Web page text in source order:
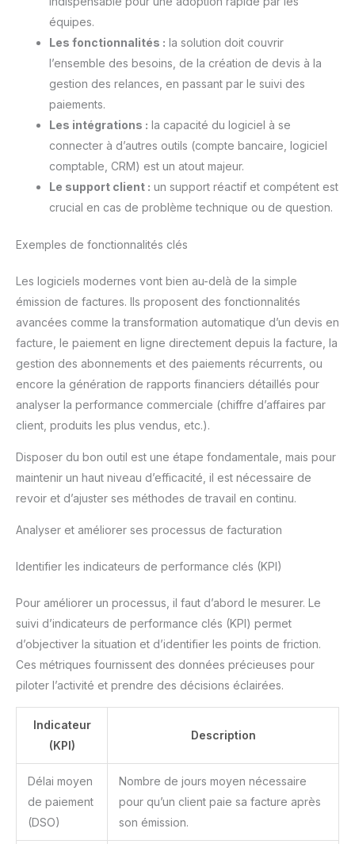
équipes.
Les fonctionnalités : la solution doit couvrir
l’ensemble des besoins, de la création de devis à la
gestion des relances, en passant par le suivi des
paiements.
Les intégrations : la capacité du logiciel à se
connecter à d’autres outils (compte bancaire, logiciel
comptable, CRM) est un atout majeur.
Le support client : un support réactif et compétent est
crucial en cas de problème technique ou de question.
Exemples de fonctionnalités clés
Les logiciels modernes vont bien au-delà de la simple
émission de factures. Ils proposent des fonctionnalités
avancées comme la transformation automatique d’un devis en
facture, le paiement en ligne directement depuis la facture, la
gestion des abonnements et des paiements récurrents, ou
encore la génération de rapports financiers détaillés pour
analyser la performance commerciale (chiffre d’affaires par
client, produits les plus vendus, etc.).
Disposer du bon outil est une étape fondamentale, mais pour
maintenir un haut niveau d’efficacité, il est nécessaire de
revoir et d’ajuster ses méthodes de travail en continu.
Analyser et améliorer ses processus de facturation
Identifier les indicateurs de performance clés (KPI)
Pour améliorer un processus, il faut d’abord le mesurer. Le
suivi d’indicateurs de performance clés (KPI) permet
d’objectiver la situation et d’identifier les points de friction.
Ces métriques fournissent des données précieuses pour
piloter l’activité et prendre des décisions éclairées.
Indicateur
(KPI)
Description
Délai moyen
de paiement
(DSO)
Nombre de jours moyen nécessaire
pour qu’un client paie sa facture après
son émission.